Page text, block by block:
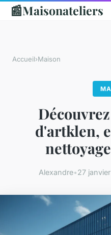
📰Maisonateliers
Accueil›Maison
d'artklen,
Alexandre•27